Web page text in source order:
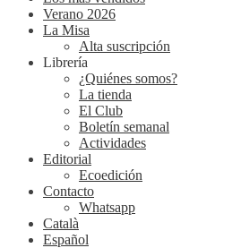
Verano 2026
La Misa
Alta suscripción
Librería
¿Quiénes somos?
La tienda
El Club
Boletín semanal
Actividades
Editorial
Ecoedición
Contacto
Whatsapp
Català
Español